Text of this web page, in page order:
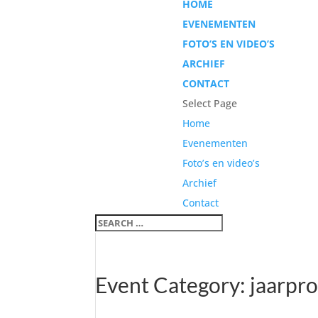
HOME
EVENEMENTEN
FOTO’S EN VIDEO’S
ARCHIEF
CONTACT
Select Page
Home
Evenementen
Foto’s en video’s
Archief
Contact
Event Category: